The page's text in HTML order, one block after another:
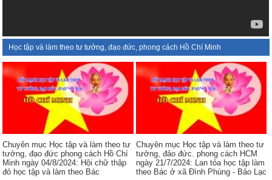
Học tập và làm theo tư tưởng, đạo đức, phong cách Hồ Chí Minh
Chuyên mục Học tập và làm theo tư
tưởng, đạo đức phong cách Hồ Chí
Minh ngày 04/8/2024: Hội chữ thập
đỏ học tập và làm theo Bác
Chuyên mục Học tập và làm theo tư
tưởng, đảo đức. phong cách HCM
ngày 21/7/2024: Lan tỏa học tập làm
theo Bác ở xã Đình Phùng - Bảo Lạc